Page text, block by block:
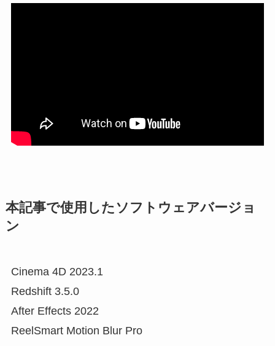
本記事で使用したソフトウェアバージョ
ン
Cinema 4D 2023.1
Redshift 3.5.0
After Effects 2022
ReelSmart Motion Blur Pro